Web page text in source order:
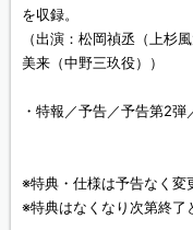
を収録。
（出演：松岡禎丞（上杉
美来（中野三玖役））
・特報／予告／予告第2弾
※特典・仕様は予告なく変
※特典はなくなり次第終了